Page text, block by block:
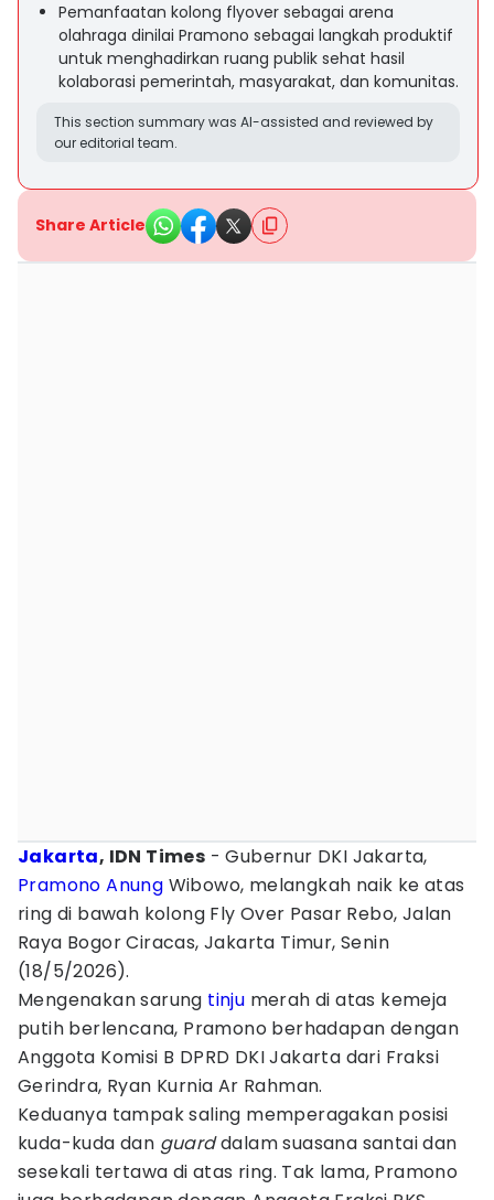
Pemanfaatan kolong flyover sebagai arena
olahraga dinilai Pramono sebagai langkah produktif
untuk menghadirkan ruang publik sehat hasil
kolaborasi pemerintah, masyarakat, dan komunitas.
This section summary was AI-assisted and reviewed by
our editorial team.
Share Article
Jakarta, IDN Times - Gubernur DKI Jakarta,
Pramono Anung Wibowo, melangkah naik ke atas
ring di bawah kolong Fly Over Pasar Rebo, Jalan
Raya Bogor Ciracas, Jakarta Timur, Senin
(18/5/2026).
Mengenakan sarung tinju merah di atas kemeja
putih berlencana, Pramono berhadapan dengan
Anggota Komisi B DPRD DKI Jakarta dari Fraksi
Gerindra, Ryan Kurnia Ar Rahman.
Keduanya tampak saling memperagakan posisi
kuda-kuda dan guarddalam suasana santai dan
sesekali tertawa di atas ring. Tak lama, Pramono